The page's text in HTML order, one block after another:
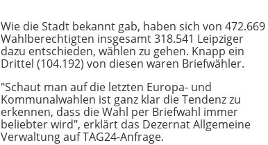
Wie die Stadt bekannt gab, haben sich von 472.669
Wahlberechtigten insgesamt 318.541 Leipziger
dazu entschieden, wählen zu gehen. Knapp ein
Drittel (104.192) von diesen waren Briefwähler.
"Schaut man auf die letzten Europa- und
Kommunalwahlen ist ganz klar die Tendenz zu
erkennen, dass die Wahl per Briefwahl immer
beliebter wird", erklärt das Dezernat Allgemeine
Verwaltung auf TAG24-Anfrage.